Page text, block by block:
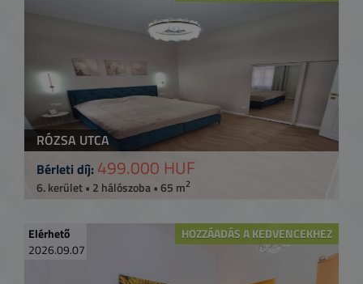
RÓZSA UTCA
Bérleti díj: 499.000 HUF
6. kerület • 2 hálószoba • 65 m2
Elérhető
2026.09.07
HOZZÁADÁS A KEDVENCEKHEZ